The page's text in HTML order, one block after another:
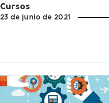
Cursos
23 de junio de 2021